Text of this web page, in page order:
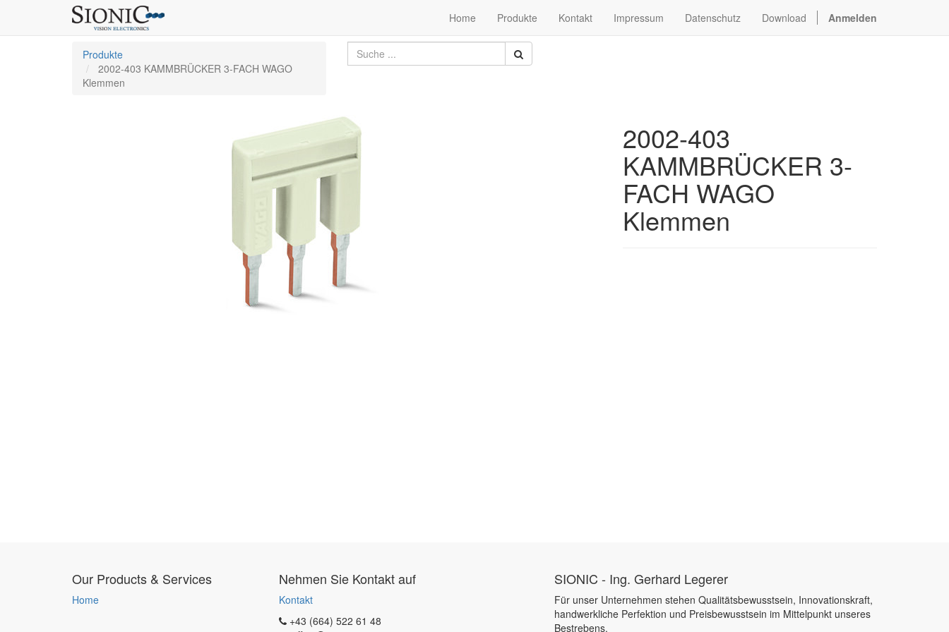
Home Produkte Kontakt Impressum Datenschutz Download Anmelden
Produkte
2002-403 KAMMBRÜCKER 3-FACH WAGO
Klemmen
2002-403
KAMMBRÜCKER 3-
FACH WAGO
Klemmen
Our Products & Services
Home
Nehmen Sie Kontakt auf
Kontakt
+43 (664) 522 61 48
SIONIC - Ing. Gerhard Legerer
Für unser Unternehmen stehen Qualitätsbewusstsein, Innovationskraft,
handwerkliche Perfektion und Preisbewusstsein im Mittelpunkt unseres
Bestrebens.